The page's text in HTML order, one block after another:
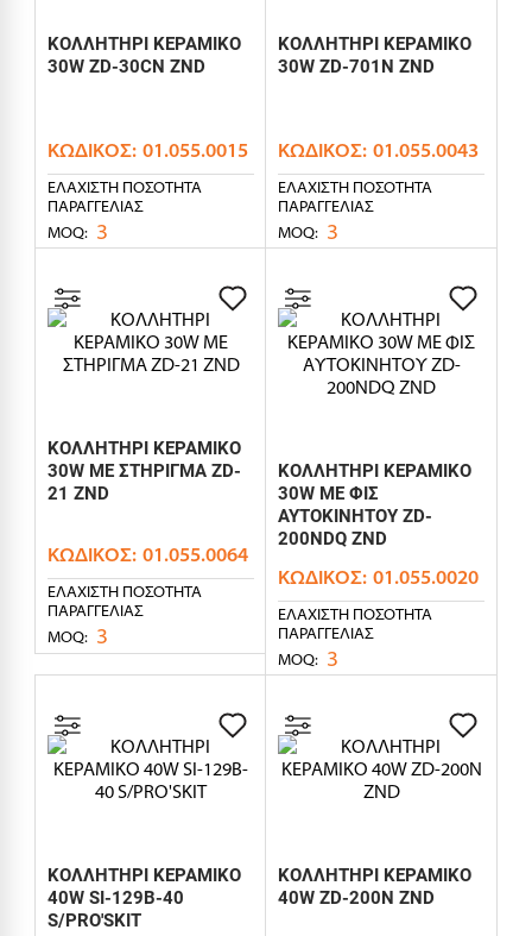
ΚΟΛΛΗΤΗΡΙ ΚΕΡΑΜΙΚΟ
30W ZD-30CN ZND
ΚΩΔΙΚΌΣ: 01.055.0015
ΕΛΆΧΙΣΤΗ ΠΟΣΌΤΗΤΑ
ΠΑΡΑΓΓΕΛΊΑΣ
MOQ: 3
ΚΟΛΛΗΤΗΡΙ ΚΕΡΑΜΙΚΟ
30W ZD-701N ZND
ΚΩΔΙΚΌΣ: 01.055.0043
ΕΛΆΧΙΣΤΗ ΠΟΣΌΤΗΤΑ
ΠΑΡΑΓΓΕΛΊΑΣ
MOQ: 3
ΚΟΛΛΗΤΗΡΙ ΚΕΡΑΜΙΚΟ
30W ΜΕ ΣΤΗΡΙΓΜΑ ZD-
21 ZND
ΚΩΔΙΚΌΣ: 01.055.0064
ΕΛΆΧΙΣΤΗ ΠΟΣΌΤΗΤΑ
ΠΑΡΑΓΓΕΛΊΑΣ
MOQ: 3
ΚΟΛΛΗΤΗΡΙ ΚΕΡΑΜΙΚΟ
30W ΜΕ ΦΙΣ
ΑΥΤΟΚΙΝΗΤΟΥ ZD-
200NDQ ZND
ΚΩΔΙΚΌΣ: 01.055.0020
ΕΛΆΧΙΣΤΗ ΠΟΣΌΤΗΤΑ
ΠΑΡΑΓΓΕΛΊΑΣ
MOQ: 3
ΚΟΛΛΗΤΗΡΙ ΚΕΡΑΜΙΚΟ
40W SI-129B-40
S/PRO'SKIT
ΚΟΛΛΗΤΗΡΙ ΚΕΡΑΜΙΚΟ
40W ZD-200N ZND